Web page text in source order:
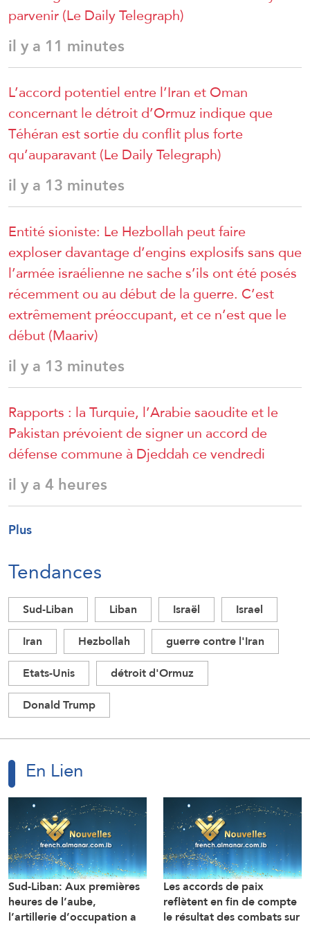
parvenir (Le Daily Telegraph)
il y a 11 minutes
L’accord potentiel entre l’Iran et Oman
concernant le détroit d’Ormuz indique que
Téhéran est sortie du conflit plus forte
qu’auparavant (Le Daily Telegraph)
il y a 13 minutes
Entité sioniste: Le Hezbollah peut faire
exploser davantage d’engins explosifs sans que
l’armée israélienne ne sache s’ils ont été posés
récemment ou au début de la guerre. C’est
extrêmement préoccupant, et ce n’est que le
début (Maariv)
il y a 13 minutes
Rapports : la Turquie, l’Arabie saoudite et le
Pakistan prévoient de signer un accord de
défense commune à Djeddah ce vendredi
il y a 4 heures
Plus
Tendances
Sud-Liban Liban Israël
Israel
Iran
Hezbollah
guerre contre l'Iran
Etats-Unis
détroit d'Ormuz
Donald Trump
En Lien
Sud-Liban: Aux premières
heures de l’aube,
l’artillerie d’occupation a
Les accords de paix
reflètent en fin de compte
le résultat des combats sur